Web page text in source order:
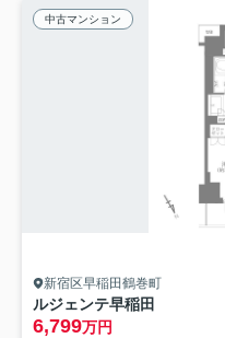
中古マンション
新宿区早稲田鶴巻町
ルジェンテ早稲田
6,799万円